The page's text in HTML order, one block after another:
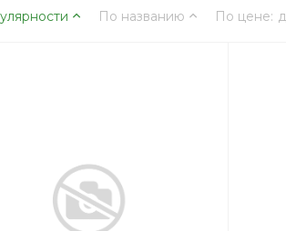
По названию По цене: